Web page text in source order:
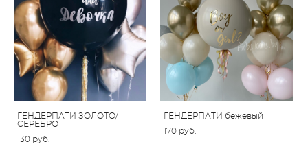
ГЕНДЕРПАТИ ЗОЛОТО/
СЕРЕБРО
130 pуб.
ГЕНДЕРПАТИ бежевый
170 pуб.